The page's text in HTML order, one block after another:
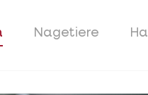
Nagetiere